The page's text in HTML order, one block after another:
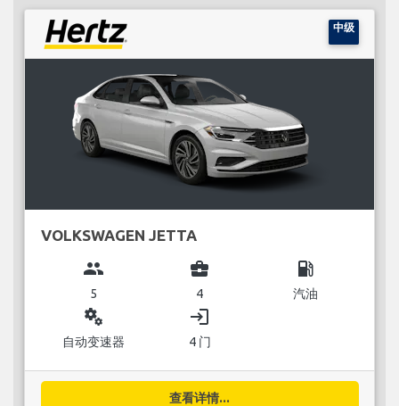
中级
VOLKSWAGEN JETTA
group
5
business_center
4
local_gas_station
汽油
miscellaneous_services
自动变速器
login
4 门
查看详情...